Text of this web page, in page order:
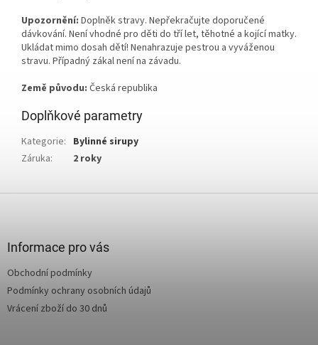
Upozornění: Doplněk stravy. Nepřekračujte doporučené
dávkování. Není vhodné pro děti do tří let, těhotné a kojící matky.
Ukládat mimo dosah dětí! Nenahrazuje pestrou a vyváženou
stravu. Případný zákal není na závadu.
Země původu: Česká republika
Doplňkové parametry
Kategorie: Bylinné sirupy
Záruka: 2 roky
Informace pro vás
Obchodní podmínky
Podmínky ochrany osobních údajů
Vrácení zboží do 30 dnů